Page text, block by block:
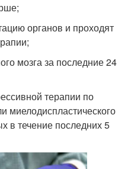
органов и проходят
мозга за последние 24
терапии по
миелодиспластического
в течение последних 5